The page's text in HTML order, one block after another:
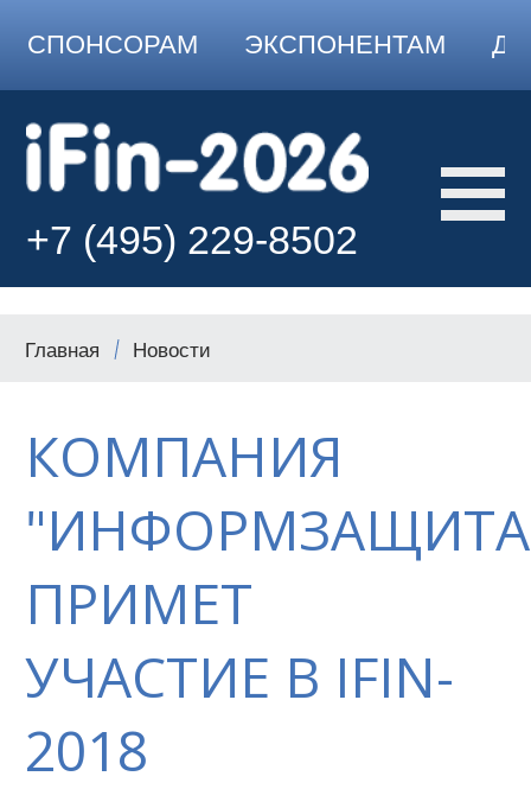
СПОНСОРАМ ЭКСПОНЕНТАМ
+7 (495) 229-8502
Главная Новости
КОМПАНИЯ
ПРИМЕТ
УЧАСТИЕ В IFIN-
2018